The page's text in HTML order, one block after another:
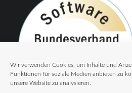
Wir verwenden Cookies, um Inhalte und
Funktionen für soziale Medien anbieten zu
unsere Website zu analysieren.